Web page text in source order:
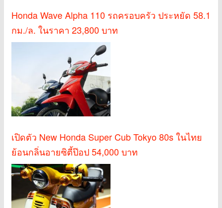
Honda Wave Alpha 110 รถครอบครัว ประหยัด 58.1
กม./ล. ในราคา 23,800 บาท
เปิดตัว New Honda Super Cub Tokyo 80s ในไทย
ย้อนกลิ่นอายซิตี้ป๊อป 54,000 บาท